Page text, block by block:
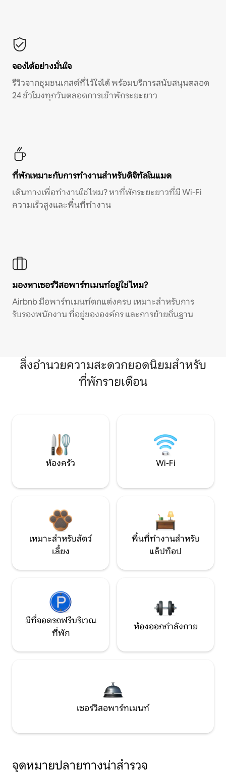
จองได้อย่างมั่นใจ
รีวิวจากชุมชนเกสต์ที่ไว้ใจได้ พร้อมบริการสนับสนุนตลอด
24 ชั่วโมงทุกวันตลอดการเข้าพักระยะยาว
ที่พักเหมาะกับการทำงานสำหรับดิจิทัลโนแมด
เดินทางเพื่อทำงานใช่ไหม? หาที่พักระยะยาวที่มี Wi-Fi
ความเร็วสูงและพื้นที่ทำงาน
มองหาเซอร์วิสอพาร์ทเมนท์อยู่ใช่ไหม?
Airbnb มีอพาร์ทเมนท์ตกแต่งครบ เหมาะสำหรับการ
รับรองพนักงาน ที่อยู่ขององค์กร และการย้ายถิ่นฐาน
สิ่งอำนวยความสะดวกยอดนิยมสำหรับ
ที่พักรายเดือน
ห้องครัว Wi-Fi
เหมาะสำหรับสัตว์
เลี้ยง
พื้นที่ทำงานสำหรับ
แล็ปท็อป
มีที่จอดรถฟรีบริเวณ
ที่พัก
ห้องออกกำลังกาย
เซอร์วิสอพาร์ทเมนท์
จุดหมายปลายทางน่าสำรวจ